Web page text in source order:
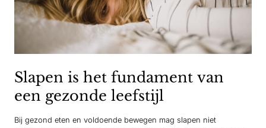
Slapen is het fundament van
een gezonde leefstijl
Bij gezond eten en voldoende bewegen mag slapen niet